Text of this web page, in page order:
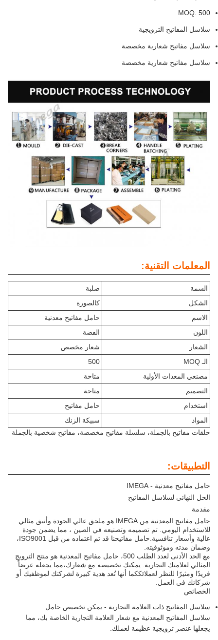
MOQ: 500
سلاسل المفاتيح الترويجية
سلاسل مفاتيح شعارية مخصصة
سلاسل مفاتيح شعارية مخصصة
المعلمات التقنية:
السمة
صلبة
الشكل
كالصورة
الاسم
حامل مفاتيح معدنية
اللون
الفضة
الشعار
شعار مخصص
الـ MOQ
500
مصنعي المعدات الأولية
متاحة
التصميم
متاحة
استخدام
حامل مفاتيح
المواد
سبيكة الزنك
حلقات مفاتيح بالجملة، سلسلة مفاتيح مخصصة، مفاتيح شخصية بالجملة
التطبيقات:
حامل مفاتيح معدنية - IMEGA
الحل النهائي لسلاسل المفاتيح
مقدمة
حامل مفاتيح المعدنية من IMEGA هو ملحق عالي الجودة وأنيق مثالي
للاستخدام اليومي. تم تصميمه وتصنيعه في الصين ، مما يضمن جودة
عالية وأسعار تنافسية.حامل مفاتيحنا قد تم اعتماده من قبل ISO9001،
وضمان مدته وموثوقيته.
مع الحد الأدنى لعدد الطلب 500، حامل مفاتيح المعدنية هو منتج الترويج
المثالي لعلامتك التجارية. يمكنك تخصيصه مع شعارك،مما يجعله عرضاً
فريدًا ومثيرًا للنظر لعملائككما أنها تُعد هدية كبيرة لشركتك لموظفيك أو
شركائك في العمل.
الخصائص
سلاسل المفاتيح ذات العلامة التجارية - يمكن تخصيص حامل
سلاسل المفاتيح المعدنية مع شعار العلامة التجارية الخاصة بك، مما
يجعلها عنصر ترويجية عظيمة لعملك.